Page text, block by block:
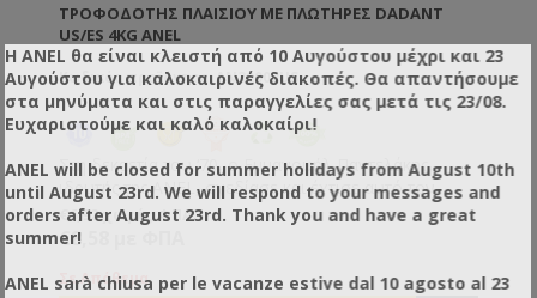
ΤΡΟΦΟΔΌΤΗΣ ΠΛΑΙΣΊΟΥ ΜΕ ΠΛΩΤΉΡΕΣ DADANT
US/ES 4KG ANEL
Κωδικός προϊόντος: AN30002US
Στη δεκαετία του ‘70, ο Εμμανουήλ Παντελάκης,
ιδρυτής της ANEL, σχεδίασε και έχτισε αυτό τον
επαναστατικό τύπο τροφοδότη. Η εφεύρεσή του
τιμήθηκε με το Silver Award από την APIMONDIA. Ο
τα πάνω χωρίς να ενοχληθεί το σμήνος και χωρίς να
€6,92 χωρίς ΦΠΑ
€8,58 με ΦΠΑ
Σε Απόθεμα
Η ANEL θα είναι κλειστή από 10 Αυγούστου μέχρι και 23
Αυγούστου για καλοκαιρινές διακοπές. Θα απαντήσουμε
στα μηνύματα και στις παραγγελίες σας μετά τις 23/08.
Ευχαριστούμε και καλό καλοκαίρι!
ANEL will be closed for summer holidays from August 10th
until August 23rd. We will respond to your messages and
orders after August 23rd. Thank you and have a great
summer!
ANEL sarà chiusa per le vacanze estive dal 10 agosto al 23